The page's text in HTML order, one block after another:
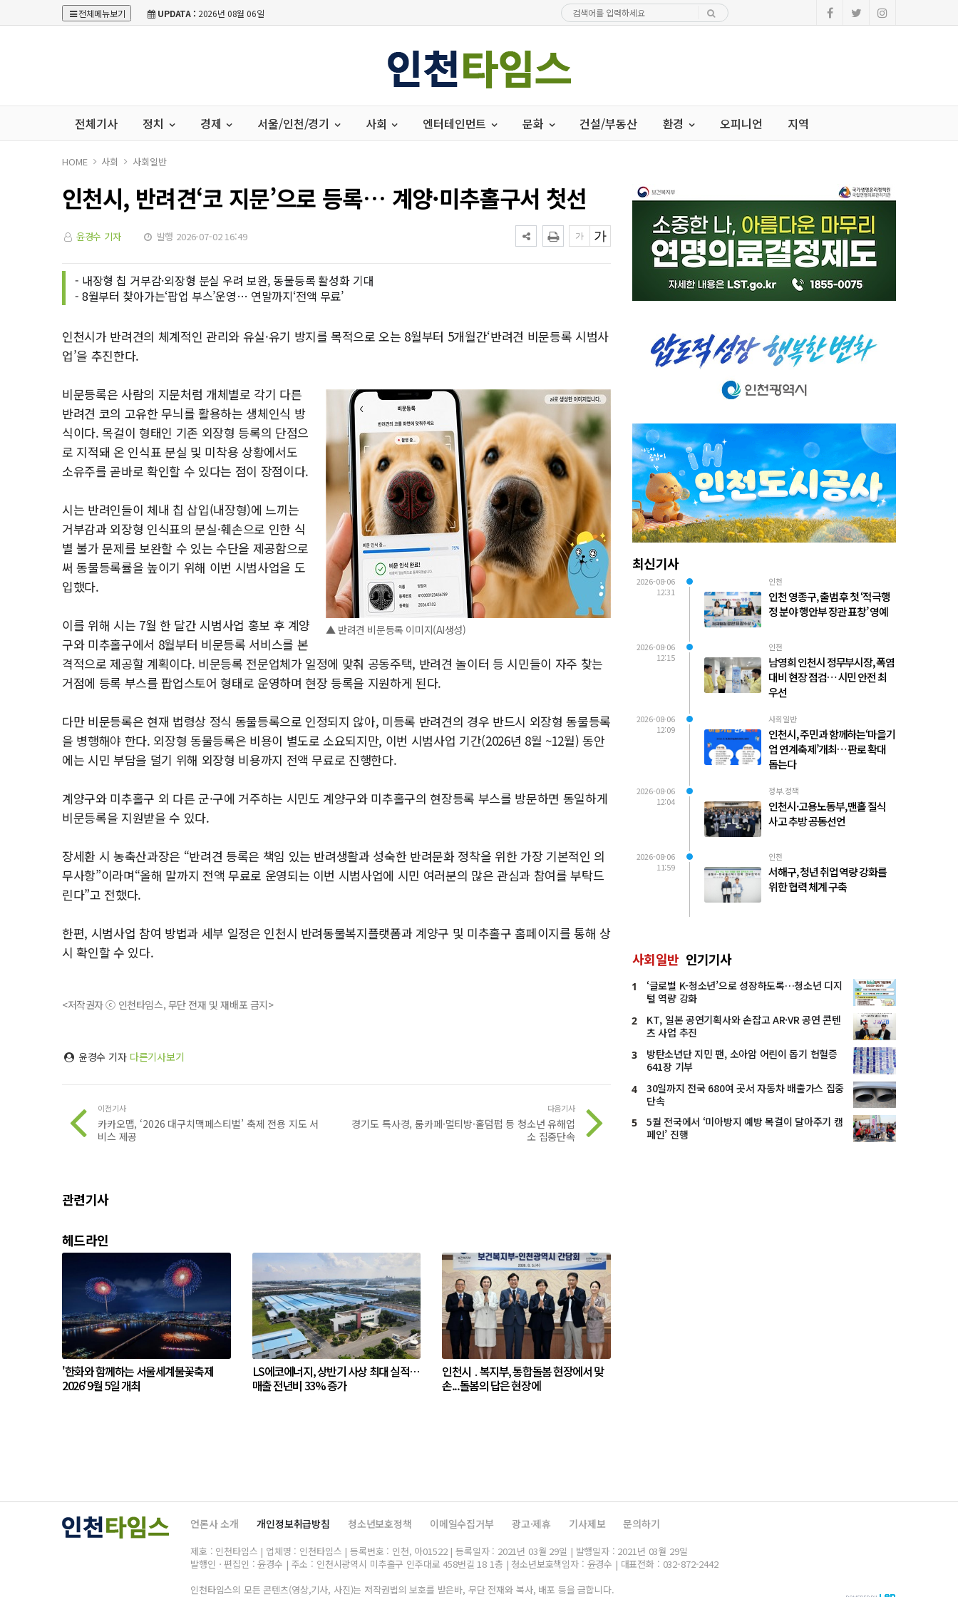
전체메뉴보기 UPDATA : 2026년 08월 06일
전체기사 정치 경제 서울/인천/경기 사회 엔터테인먼트 문화 건설/부동산 환경 오피니언 지역
HOME 사회 사회일반
인천시, 반려견‘코 지문’으로 등록… 계양·미추홀구서 첫선
윤경수 기자 발행 2026-07-02 16:49
- 내장형 칩 거부감·외장형 분실 우려 보완, 동물등록 활성화 기대
- 8월부터 찾아가는‘팝업 부스’운영… 연말까지‘전액 무료’
인천시가 반려견의 체계적인 관리와 유실·유기 방지를 목적으로 오는 8월부터 5개월간‘반려견 비문등록 시범사
업’을 추진한다.
▲ 반려견 비문등록 이미지(AI생성)
비문등록은 사람의 지문처럼 개체별로 각기 다른
반려견 코의 고유한 무늬를 활용하는 생체인식 방
식이다. 목걸이 형태인 기존 외장형 등록의 단점으
로 지적돼 온 인식표 분실 및 미착용 상황에서도
소유주를 곧바로 확인할 수 있다는 점이 장점이다.
시는 반려인들이 체내 칩 삽입(내장형)에 느끼는
거부감과 외장형 인식표의 분실·훼손으로 인한 식
별 불가 문제를 보완할 수 있는 수단을 제공함으로
써 동물등록률을 높이기 위해 이번 시범사업을 도
입했다.
이를 위해 시는 7월 한 달간 시범사업 홍보 후 계양
구와 미추홀구에서 8월부터 비문등록 서비스를 본
격적으로 제공할 계획이다. 비문등록 전문업체가 일정에 맞춰 공동주택, 반려견 놀이터 등 시민들이 자주 찾는
거점에 등록 부스를 팝업스토어 형태로 운영하며 현장 등록을 지원하게 된다.
다만 비문등록은 현재 법령상 정식 동물등록으로 인정되지 않아, 미등록 반려견의 경우 반드시 외장형 동물등록
을 병행해야 한다. 외장형 동물등록은 비용이 별도로 소요되지만, 이번 시범사업 기간(2026년 8월 ~12월) 동안
에는 시민 부담을 덜기 위해 외장형 비용까지 전액 무료로 진행한다.
계양구와 미추홀구 외 다른 군·구에 거주하는 시민도 계양구와 미추홀구의 현장등록 부스를 방문하면 동일하게
비문등록을 지원받을 수 있다.
장세환 시 농축산과장은 “반려견 등록은 책임 있는 반려생활과 성숙한 반려문화 정착을 위한 가장 기본적인 의
무사항”이라며“올해 말까지 전액 무료로 운영되는 이번 시범사업에 시민 여러분의 많은 관심과 참여를 부탁드
린다”고 전했다.
한편, 시범사업 참여 방법과 세부 일정은 인천시 반려동물복지플랫폼과 계양구 및 미추홀구 홈페이지를 통해 상
시 확인할 수 있다.
<저작권자 ⓒ 인천타임스, 무단 전재 및 재배포 금지>
윤경수 기자 다른기사보기
이전기사
카카오맵, ‘2026 대구치맥페스티벌’ 축제 전용 지도 서
비스 제공
다음기사
경기도 특사경, 룸카페·멀티방·홀덤펍 등 청소년 유해업
소 집중단속
관련기사
헤드라인
'한화와 함께하는 서울세계불꽃축제
2026' 9월 5일 개최
LS에코에너지, 상반기 사상 최대 실적…
매출 전년비 33% 증가
인천시 ․ 복지부, 통합돌봄 현장에서 맞
손...돌봄의 답은 현장에
최신기사
2026-08-06
12:31
인천
인천 영종구, 출범 후 첫 ‘적극행
정 분야 행안부 장관 표창’ 영예
2026-08-06
12:15
인천
남영희 인천시 정무부시장, 폭염
대비 현장 점검… 시민 안전 최
우선
2026-08-06
12:09
사회일반
인천시, 주민과 함께하는‘마을기
업 연계축제’개최… 판로 확대
돕는다
2026-08-06
12:04
정부.정책
인천시·고용노동부, 맨홀 질식
사고 추방 공동선언
2026-08-06
11:59
인천
서해구, 청년 취업 역량 강화를
위한 협력 체계 구축
사회일반 인기기사
1
‘글로벌 K-청소년’으로 성장하도록…청소년 디지
털 역량 강화
2
KT, 일본 공연기획사와 손잡고 AR·VR 공연 콘텐
츠 사업 추진
3
방탄소년단 지민 팬, 소아암 어린이 돕기 헌혈증
641장 기부
4
30일까지 전국 680여 곳서 자동차 배출가스 집중
단속
5
5월 전국에서 ‘미아방지 예방 목걸이 달아주기 캠
페인’ 진행
언론사 소개 개인정보취급방침 청소년보호정책 이메일수집거부 광고·제휴 기사제보 문의하기
제호 : 인천타임스 | 업체명 : 인천타임스 | 등록번호 : 인천, 아01522 | 등록일자 : 2021년 03월 29일 | 발행일자 : 2021년 03월 29일
발행인ㆍ편집인 : 윤경수 | 주소 : 인천시광역시 미추홀구 인주대로 458번길 18 1층 | 청소년보호책임자 : 윤경수 | 대표전화 : 032-872-2442
인천타임스의 모든 콘텐츠(영상,기사, 사진)는 저작권법의 보호를 받은바, 무단 전재와 복사, 배포 등을 금합니다.